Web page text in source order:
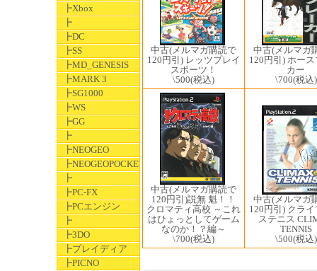
┣Xbox
┣
┣DC
┣SS
┣MD_GENESIS
┣MARK 3
┣SG1000
┣WS
┣GG
┣
┣NEOGEO
┣NEOGEOPOCKET
┣
┣PC-FX
┣PCエンジン
┣
┣3DO
┣プレイディア
┣PICNO
中古(メルマガ購読で
120円引) レッツプレイ
スポーツ！
\500(税込)
中古(メルマガ
120円引) ホー
カー
\700(税込)
中古(メルマガ購読で
120円引)説無 魁！！
クロマティ高校 ～これ
はひょっとしてゲーム
なのか！？編～
\700(税込)
中古(メルマガ
120円引) クラ
ステニス
TENNIS
\500(税込)